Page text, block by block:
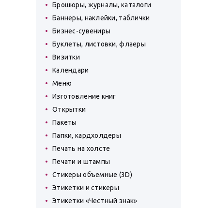
Брошюры, журналы, каталоги
Баннеры, наклейки, таблички
Бизнес-сувениры
Буклеты, листовки, флаеры
Визитки
Календари
Меню
Изготовление книг
Открытки
Пакеты
Папки, кардхолдеры
Печать на холсте
Печати и штампы
Стикеры объемные (3D)
Этикетки и стикеры
Этикетки «Честный знак»